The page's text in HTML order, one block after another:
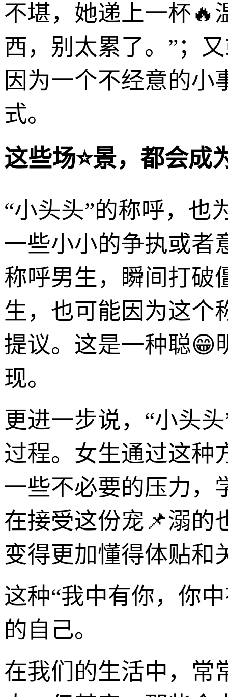
不堪，她递上一杯🔥
西，别太累了。”；
因为一个不经意的小
式。
这些场⭐景，都会成
“小头头”的称呼，也
一些小小的争执或者
称呼男生，瞬间打破
生，也可能因为这个
提议。这是一种聪😁
现。
更进一步说，“小头
过程。女生通过这种
一些不必要的压力，
在接受这份宠📌溺的
变得更加懂得体贴和
这种“我中有你，你
的自己。
在我们的生活中，常